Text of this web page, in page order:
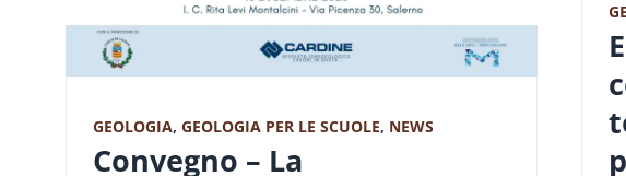
GEOLOGIA, GEOLOGIA PER LE SCUOLE, NEWS
Convegno – La